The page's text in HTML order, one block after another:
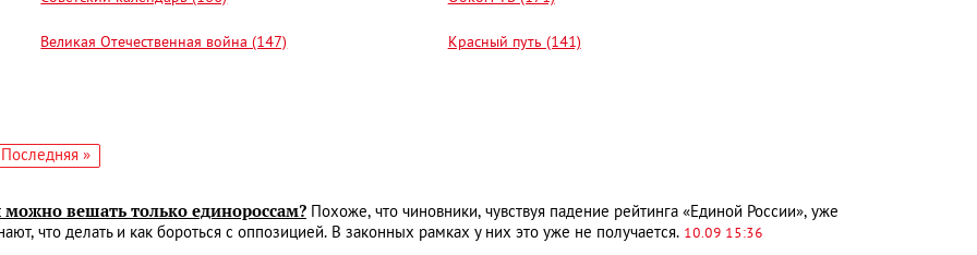
Великая Отечественная война (147) Красный путь (141)
Последняя
Последняя »
вешать только единороссам? Похоже, что чиновники, чувствуя падение рейтинга «Единой России», уже
что делать и как бороться с оппозицией. В законных рамках у них это уже не получается. 10.09 15:36